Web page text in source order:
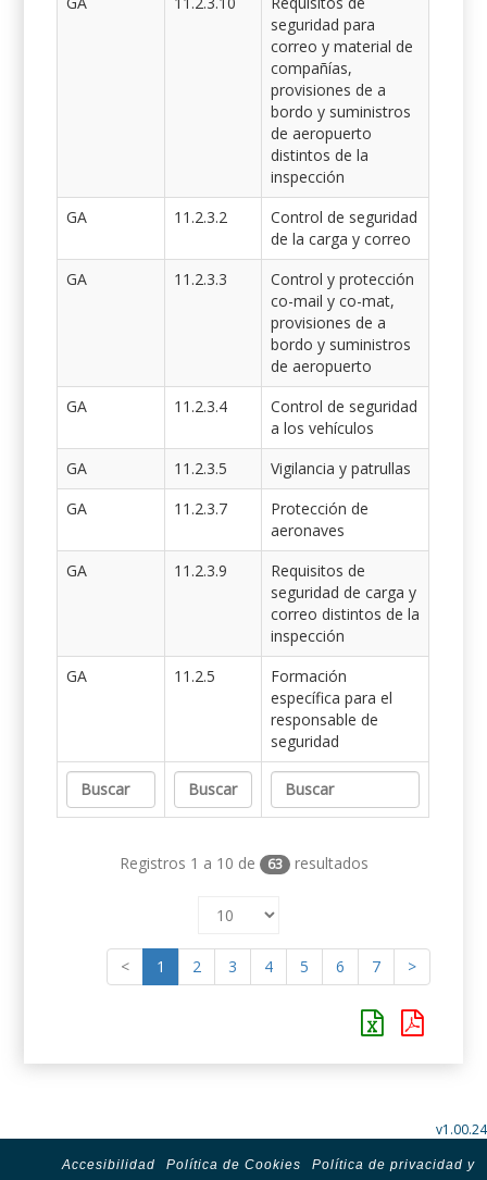
seguridad para
correo y material de
compañías,
provisiones de a
bordo y suministros
de aeropuerto
distintos de la
inspección
GA
11.2.3.2
Control de seguridad
de la carga y correo
GA
11.2.3.3
Control y protección
co-mail y co-mat,
provisiones de a
bordo y suministros
de aeropuerto
GA
11.2.3.4
Control de seguridad
a los vehículos
GA
11.2.3.5
Vigilancia y patrullas
GA
11.2.3.7
Protección de
aeronaves
GA
11.2.3.9
Requisitos de
seguridad de carga y
correo distintos de la
inspección
GA
11.2.5
Formación
específica para el
responsable de
seguridad
Registros 1 a 10 de 63 resultados
< 1 2 3 4 5 6 7 >
v1.00.24
Accesibilidad Política de Cookies
Política de privacidad y